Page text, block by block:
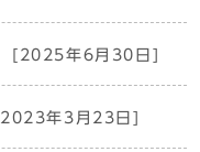
[2025年6月30日]
年3月23日]